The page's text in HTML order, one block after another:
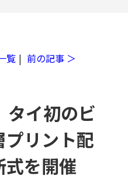
覧 | 前の記事 ＞
イ初のビ
リント配
を開催